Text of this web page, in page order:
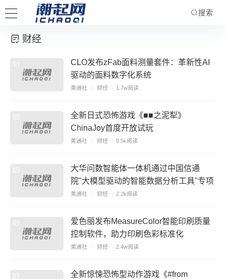
搜索
财经
CLO发布zFab面料测量套件：革新性AI
驱动的面料数字化系统
美通社 / 财经 / 1.7w阅读
全新日式恐怖游戏《■■之泥犁》
ChinaJoy首度开放试玩
美通社 / 财经 / 9.5k阅读
大华问数智能体一体机通过中国信通
院"大模型驱动的智能数据分析工具"专项
测试
美通社 / 财经 / 2.2k阅读
爱色丽发布MeasureColor智能印刷质量
控制软件，助力印刷色彩标准化
美通社 / 财经 / 2.4w阅读
全新惊悚恐怖型动作游戏《#from